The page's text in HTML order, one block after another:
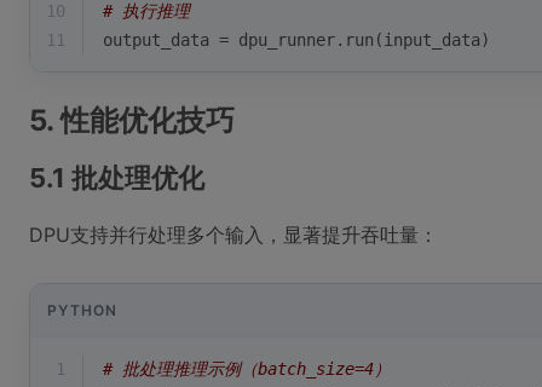
10
# 执行推理
11
output_data = dpu_runner.run(input_data)
5. 性能优化技巧
5.1 批处理优化
DPU支持并行处理多个输入，显著提升吞吐量：
PYTHON
1
# 批处理推理示例（batch_size=4）